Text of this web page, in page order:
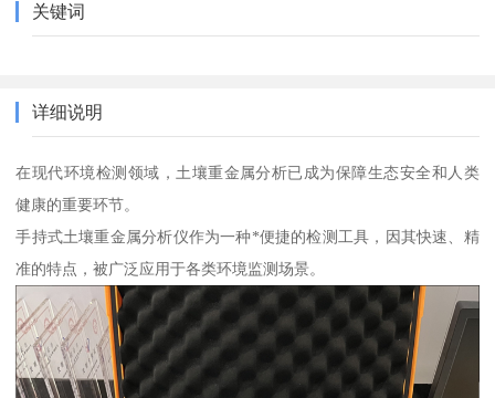
关键词
详细说明
在现代环境检测领域，土壤重金属分析已成为保障生态安全和人类
健康的重要环节。
手持式土壤重金属分析仪作为一种*便捷的检测工具，因其快速、精
准的特点，被广泛应用于各类环境监测场景。